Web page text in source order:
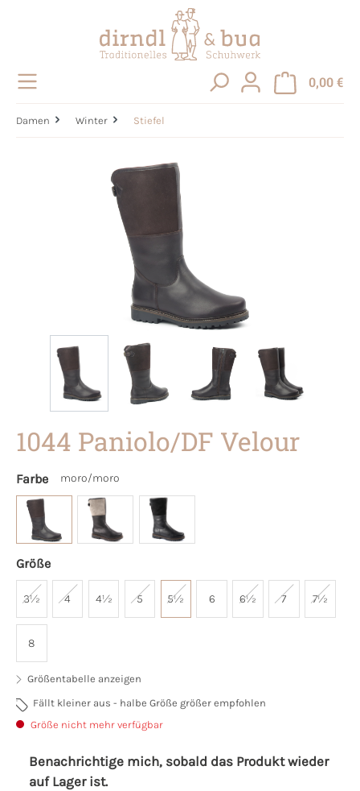
0,00 €
Damen Winter Stiefel
Bildergalerie überspringen
1044 Paniolo/DF Velour
Farbe moro/moro
Größe
3½ 4 4½ 5 5½ 6 6½ 7 7½
8
Größentabelle anzeigen
Fällt kleiner aus - halbe Größe größer empfohlen
Größe nicht mehr verfügbar
Benachrichtige mich, sobald das Produkt wieder
auf Lager ist.